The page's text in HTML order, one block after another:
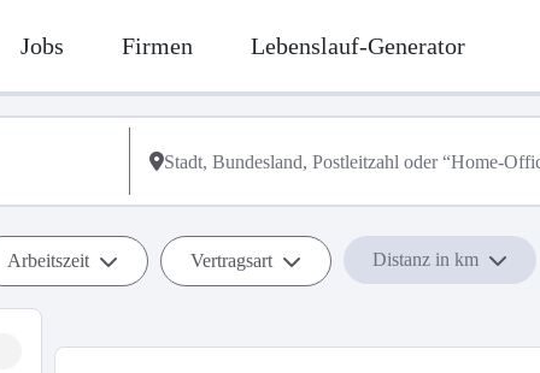
Jobs Firmen Lebenslauf-Generator
Arbeitszeit Vertragsart Distanz in km